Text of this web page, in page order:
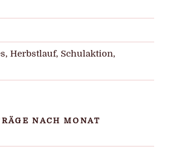
Herbstlauf, Schulaktion,
NACH MONAT